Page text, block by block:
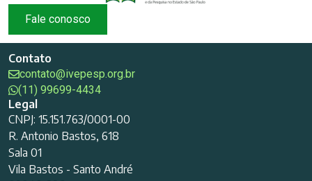
Fale conosco
Contato
contato@ivepesp.org.br
(11) 99699-4434
Legal
CNPJ: 15.151.763/0001-00
R. Antonio Bastos, 618
Sala 01
Vila Bastos - Santo André